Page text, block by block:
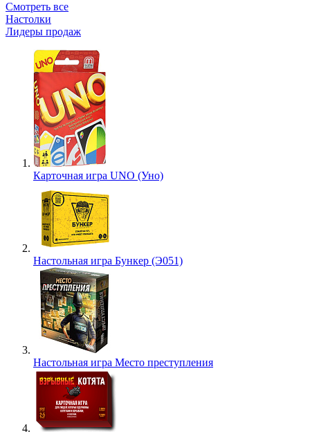
Смотреть все
Настолки
Лидеры продаж
Карточная игра UNO (Уно)
Настольная игра Бункер (Э051)
Настольная игра Место преступления